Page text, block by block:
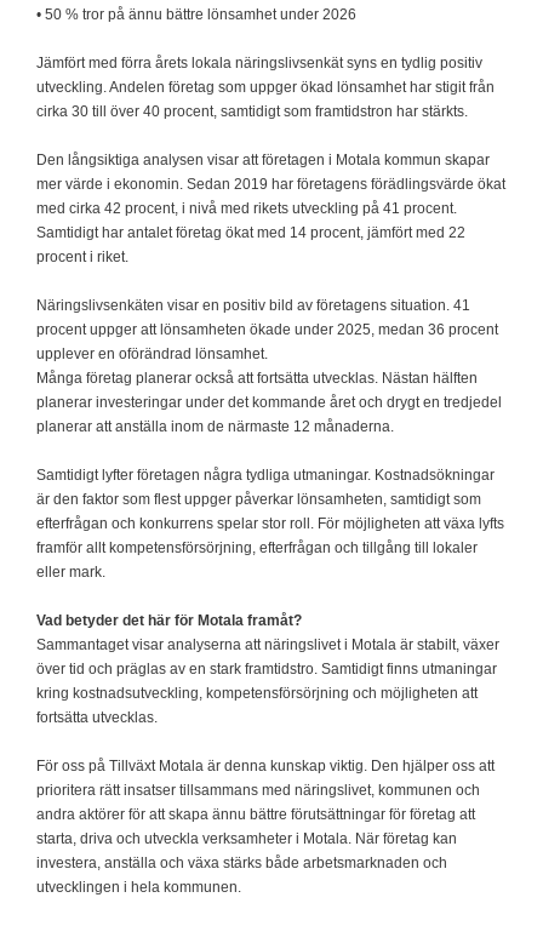
• 50 % tror på ännu bättre lönsamhet under 2026
Jämfört med förra årets lokala näringslivsenkät syns en tydlig positiv
utveckling. Andelen företag som uppger ökad lönsamhet har stigit från
cirka 30 till över 40 procent, samtidigt som framtidstron har stärkts.
Den långsiktiga analysen visar att företagen i Motala kommun skapar
mer värde i ekonomin. Sedan 2019 har företagens förädlingsvärde ökat
med cirka 42 procent, i nivå med rikets utveckling på 41 procent.
Samtidigt har antalet företag ökat med 14 procent, jämfört med 22
procent i riket.
Näringslivsenkäten visar en positiv bild av företagens situation. 41
procent uppger att lönsamheten ökade under 2025, medan 36 procent
upplever en oförändrad lönsamhet.
Många företag planerar också att fortsätta utvecklas. Nästan hälften
planerar investeringar under det kommande året och drygt en tredjedel
planerar att anställa inom de närmaste 12 månaderna.
Samtidigt lyfter företagen några tydliga utmaningar. Kostnadsökningar
är den faktor som flest uppger påverkar lönsamheten, samtidigt som
efterfrågan och konkurrens spelar stor roll. För möjligheten att växa lyfts
framför allt kompetensförsörjning, efterfrågan och tillgång till lokaler
eller mark.
Vad betyder det här för Motala framåt?
Sammantaget visar analyserna att näringslivet i Motala är stabilt, växer
över tid och präglas av en stark framtidstro. Samtidigt finns utmaningar
kring kostnadsutveckling, kompetensförsörjning och möjligheten att
fortsätta utvecklas.
För oss på Tillväxt Motala är denna kunskap viktig. Den hjälper oss att
prioritera rätt insatser tillsammans med näringslivet, kommunen och
andra aktörer för att skapa ännu bättre förutsättningar för företag att
starta, driva och utveckla verksamheter i Motala. När företag kan
investera, anställa och växa stärks både arbetsmarknaden och
utvecklingen i hela kommunen.